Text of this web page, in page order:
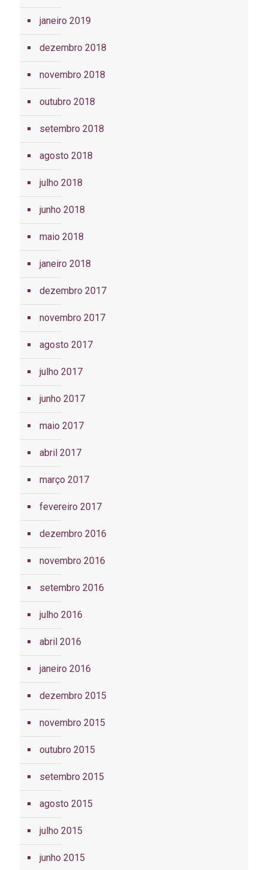
janeiro 2019
dezembro 2018
novembro 2018
outubro 2018
setembro 2018
agosto 2018
julho 2018
junho 2018
maio 2018
janeiro 2018
dezembro 2017
novembro 2017
agosto 2017
julho 2017
junho 2017
maio 2017
abril 2017
março 2017
fevereiro 2017
dezembro 2016
novembro 2016
setembro 2016
julho 2016
abril 2016
janeiro 2016
dezembro 2015
novembro 2015
outubro 2015
setembro 2015
agosto 2015
julho 2015
junho 2015